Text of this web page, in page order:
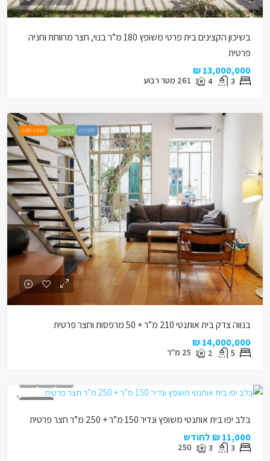
בשיכון הקצינים בית פרטי משופץ 180 מ”ר בנוי, חצר מרווחת וחניה
פרטית
13,000,000 ₪
3
4
261 מטר רבוע
למכירה בית אותנטי הצעה חמה
בנווה צדק בית אותנטי 210 מ”ר + 50 מרפסות וחצר פרטית
14,000,000 ₪
5
2
25 מ"ר
מבנה לשימור
בלב יפו בית אותנטי משופץ ונדיר 150 מ”ר + 250 מ”ר חצר פרטית
11,000 ₪ לחודש
3
3
250